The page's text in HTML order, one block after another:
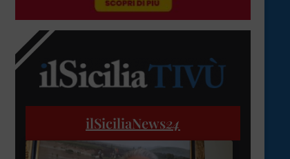
ilSiciliaNews24